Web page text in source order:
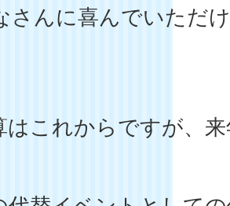
さんに喜んでいただ
はこれからですが、